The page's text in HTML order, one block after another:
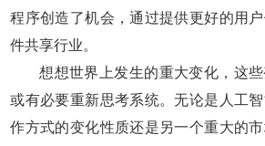
程序创造了机会，通过提供更好的用
件共享行业。
想想世界上发生的重大变化，这
或有必要重新思考系统。无论是人工
作方式的变化性质还是另一个重大的